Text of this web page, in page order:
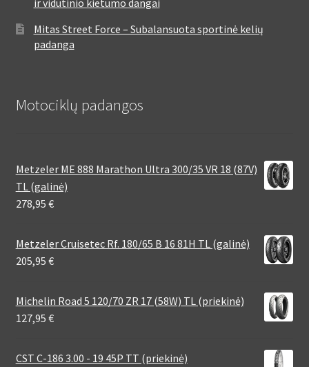
ir vidutinio kietumo dangai
Mitas Street Force – Subalansuota sportinė kelių
padanga
Motociklų padangos
Metzeler ME 888 Marathon Ultra 300/35 VR 18 (87V)
TL (galinė)
278,95 €
Metzeler Cruisetec Rf. 180/65 B 16 81H TL (galinė)
205,95 €
Michelin Road 5 120/70 ZR 17 (58W) TL (priekinė)
127,95 €
CST C-186 3.00 - 19 45P TT (priekinė)